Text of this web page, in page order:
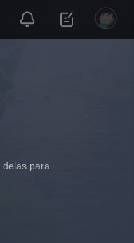
para